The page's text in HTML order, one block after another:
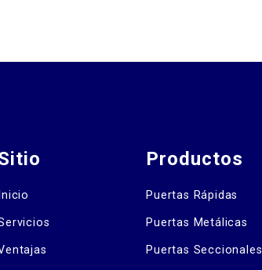
Inicio
Productos
Puertas Rápidas
Puertas Metálicas
Puertas Seccionales